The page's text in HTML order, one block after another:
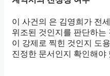
이 사건의 은 김영희가 전
위조된 것인지를 판단하
이 강제로 찍힌 것인지 도
진정한 문서인지 확인해야